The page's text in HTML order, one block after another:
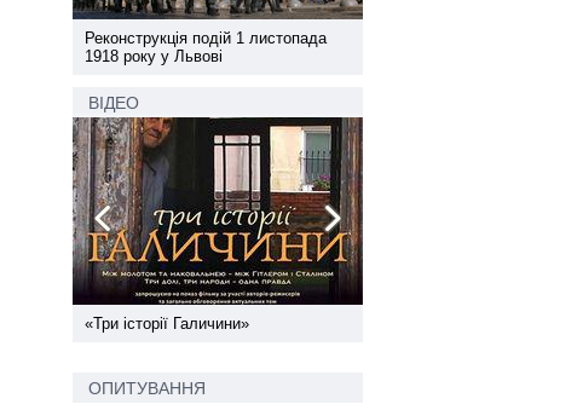
Реконструкція подій 1 листопада
1918 року у Львові
ВІДЕО
«Три історії Галичини»
ОПИТУВАННЯ